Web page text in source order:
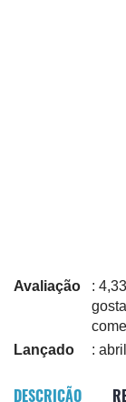
Avaliação
:
Lançado
:
DESCRIÇÃO